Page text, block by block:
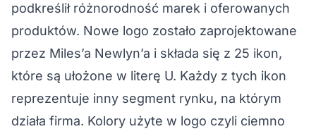
podkreślił różnorodność marek i oferowanych
produktów. Nowe logo zostało zaprojektowane
przez Miles’a Newlyn’a i składa się z 25 ikon,
które są ułożone w literę U. Każdy z tych ikon
reprezentuje inny segment rynku, na którym
działa firma. Kolory użyte w logo czyli ciemno